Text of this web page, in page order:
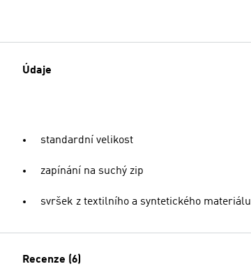
Údaje
standardní velikost
zapínání na suchý zip
svršek z textilního a syntetického materiálu
Recenze (6)